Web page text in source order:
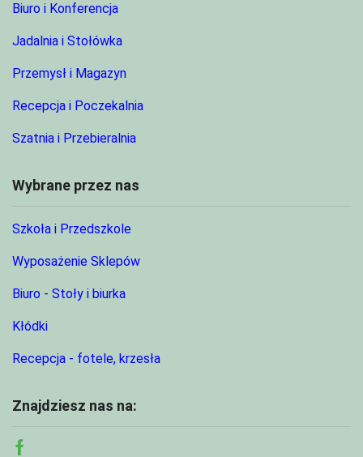
Biuro i Konferencja
Jadalnia i Stołówka
Przemysł i Magazyn
Recepcja i Poczekalnia
Szatnia i Przebieralnia
Wybrane przez nas
Szkoła i Przedszkole
Wyposażenie Sklepów
Biuro - Stoły i biurka
Kłódki
Recepcja - fotele, krzesła
Znajdziesz nas na: